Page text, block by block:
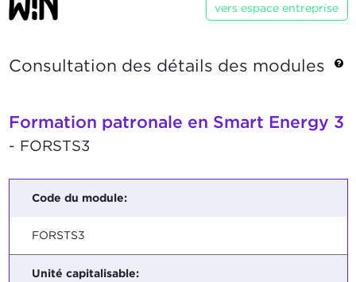
vers espace entreprise
Consultation des détails des modules
Formation patronale en Smart Energy 3
- FORSTS3
Code du module:
FORSTS3
Unité capitalisable: